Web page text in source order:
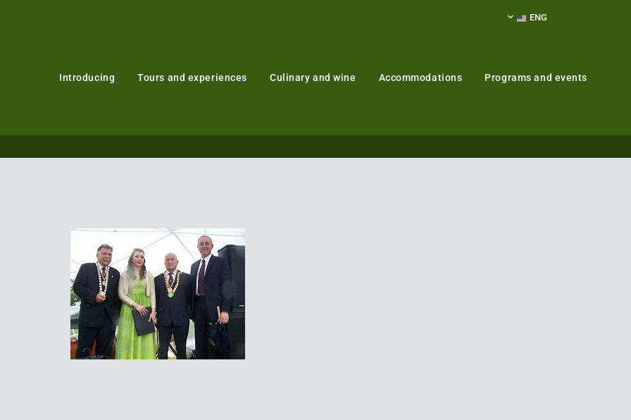
ENG
Introducing Tours and experiences Culinary and wine Accommodations Programs and events